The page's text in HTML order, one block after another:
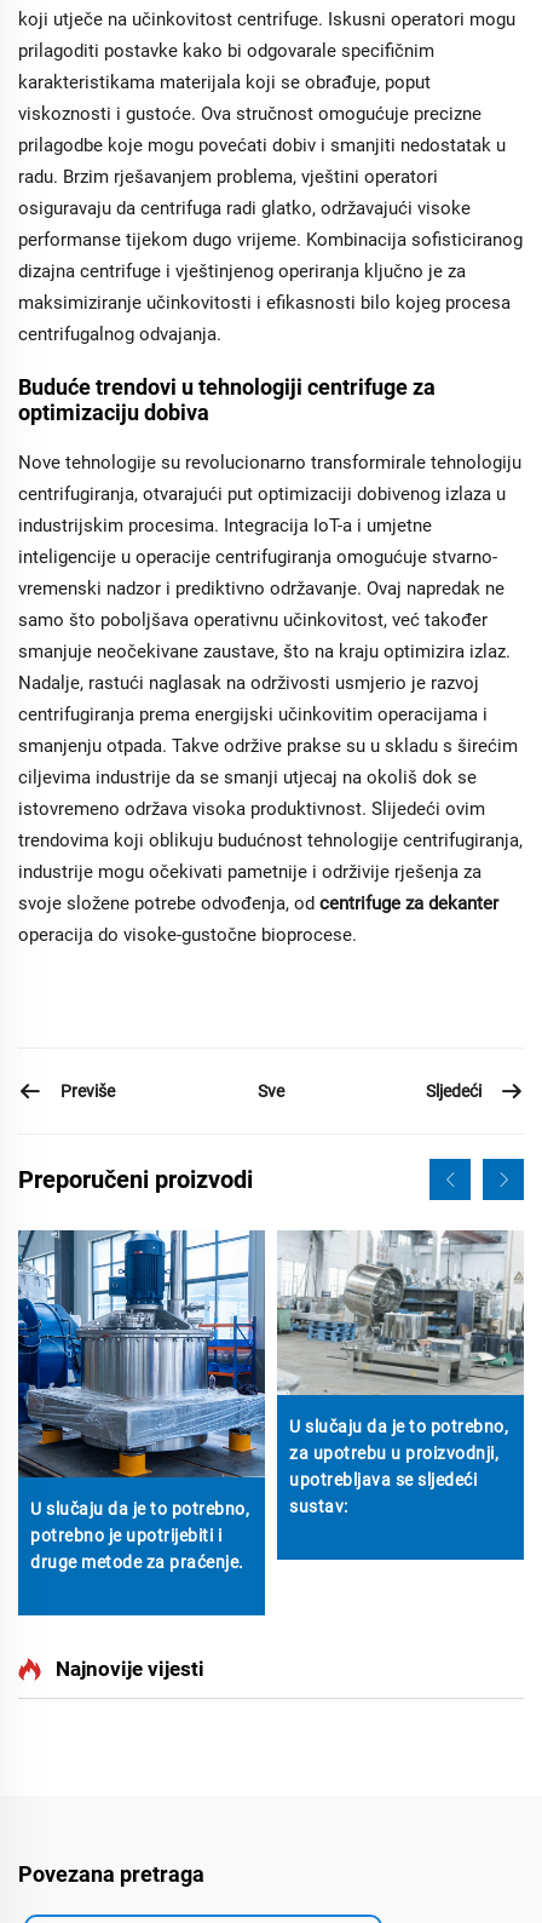
koji utječe na učinkovitost centrifuge. Iskusni operatori mogu
prilagoditi postavke kako bi odgovarale specifičnim
karakteristikama materijala koji se obrađuje, poput
viskoznosti i gustoće. Ova stručnost omogućuje precizne
prilagodbe koje mogu povećati dobiv i smanjiti nedostatak u
radu. Brzim rješavanjem problema, vještini operatori
osiguravaju da centrifuga radi glatko, održavajući visoke
performanse tijekom dugo vrijeme. Kombinacija sofisticiranog
dizajna centrifuge i vještinjenog operiranja ključno je za
maksimiziranje učinkovitosti i efikasnosti bilo kojeg procesa
centrifugalnog odvajanja.
Buduće trendovi u tehnologiji centrifuge za
optimizaciju dobiva
Nove tehnologije su revolucionarno transformirale tehnologiju
centrifugiranja, otvarajući put optimizaciji dobivenog izlaza u
industrijskim procesima. Integracija IoT-a i umjetne
inteligencije u operacije centrifugiranja omogućuje stvarno-
vremenski nadzor i prediktivno održavanje. Ovaj napredak ne
samo što poboljšava operativnu učinkovitost, već također
smanjuje neočekivane zaustave, što na kraju optimizira izlaz.
Nadalje, rastući naglasak na održivosti usmjerio je razvoj
centrifugiranja prema energijski učinkovitim operacijama i
smanjenju otpada. Takve održive prakse su u skladu s širećim
ciljevima industrije da se smanji utjecaj na okoliš dok se
istovremeno održava visoka produktivnost. Slijedeći ovim
trendovima koji oblikuju budućnost tehnologije centrifugiranja,
industrije mogu očekivati pametnije i održivije rješenja za
svoje složene potrebe odvođenja, od centrifuge za dekanter
operacija do visoke-gustočne bioprocese.
Previše Sve Sljedeći
Preporučeni proizvodi
U slučaju da je to potrebno,
potrebno je upotrijebiti i
druge metode za praćenje.
U slučaju da je to potrebno,
za upotrebu u proizvodnji,
upotrebljava se sljedeći
sustav:
Najnovije vijesti
Povezana pretraga